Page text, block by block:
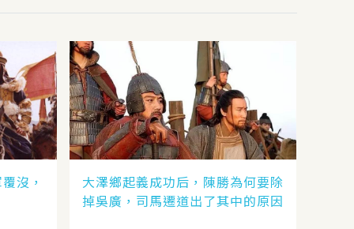
沒，
大澤鄉起義成功后，陳勝為何要除
掉吳廣，司馬遷道出了其中的原因